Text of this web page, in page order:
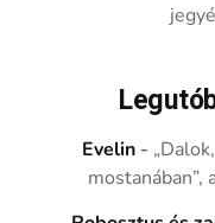
Evelin -
mostanában”,